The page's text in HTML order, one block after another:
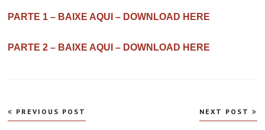
PARTE 1 – BAIXE AQUI – DOWNLOAD HERE
PARTE 2 – BAIXE AQUI – DOWNLOAD HERE
Navegação
de
PREVIOUS POST NEXT POST